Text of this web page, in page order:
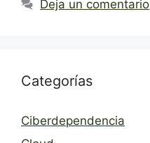
Deja un comentario
Categorías
Ciberdependencia